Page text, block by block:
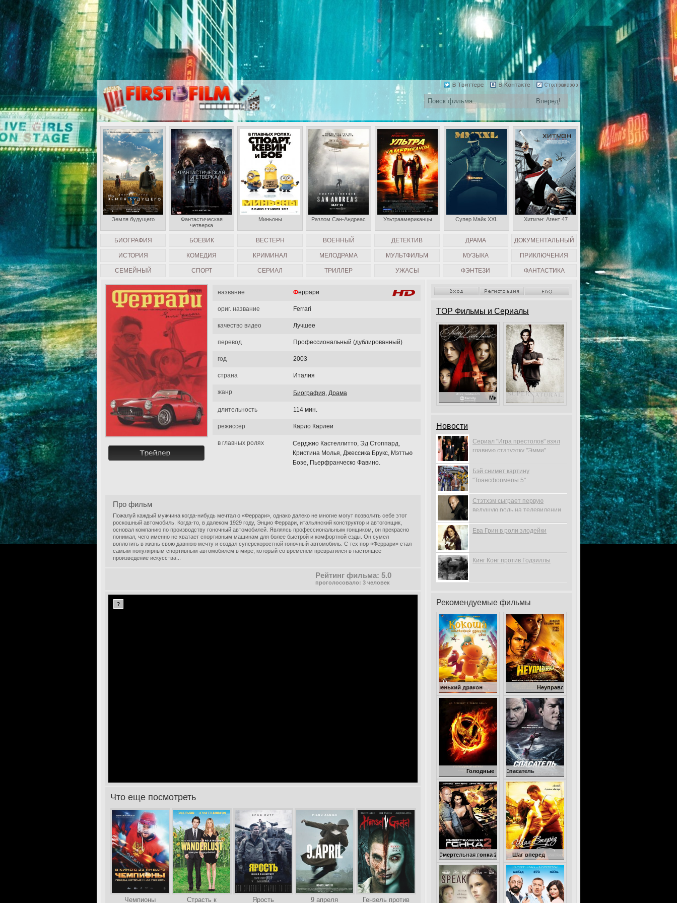
название Феррари
ориг. название Ferrari
качество видео Лучшее
перевод Профессиональный (дублированный)
год 2003
страна Италия
жанр Биография, Драма
длительность 114 мин.
режиссер Карло Карлеи
в главных ролях
Серджио Кастеллитто, Эд Стоппард,
Кристина Молья, Джессика Брукс, Мэттью
Бозе, Пьерфранческо Фавино.
Про фильм
Пожалуй каждый мужчина когда-нибудь мечтал о «Феррари», однако далеко не многие могут позволить себе этот
роскошный автомобиль. Когда-то, в далеком 1929 году, Энцио Феррари, итальянский конструктор и автогонщик,
основал компанию по производству гоночный автомобилей. Являясь профессиональным гонщиком, он прекрасно
понимал, чего именно не хватает спортивным машинам для более быстрой и комфортной езды. Он сумел
воплотить в жизнь свою давнюю мечту и создал суперскоростной гоночный автомобиль. С тех пор «Феррари» стал
самым популярным спортивным автомобилем в мире, который со временем превратился в настоящее
произведение искусства...
Рейтинг фильма: 5.0
проголосовало: 3 человек
?
>Что еще посмотреть
Чемпионы Страсть к Ярость 9 апреля Гензель против
TOP Фильмы и Сериалы
Милые обманщицы Сверхъестественное
Новости
Сериал "Игра престолов" взял
главную статуэтку "Эмми".
Бэй снимет картину
"Трансформеры 5"
Стэтхэм сыграет первую
ведущую роль на телевидении
Ева Грин в роли злодейки
Кинг Конг против Годзиллы
Рекомендуемые фильмы
Кокоша – маленький дракон Неуправляемый
Голодные игры
Смертельная гонка 2: Франкенштейн жив
Шаг вперед
БИОГРАФИЯ БОЕВИК ВЕСТЕРН ВОЕННЫЙ ДЕТЕКТИВ ДРАМА ДОКУМЕНТАЛЬНЫЙ
ИСТОРИЯ КОМЕДИЯ КРИМИНАЛ МЕЛОДРАМА МУЛЬТФИЛЬМ МУЗЫКА ПРИКЛЮЧЕНИЯ
СЕМЕЙНЫЙ СПОРТ СЕРИАЛ ТРИЛЛЕР УЖАСЫ ФЭНТЕЗИ ФАНТАСТИКА
Земля будущего
Фантастическая
четверка
Миньоны Разлом Сан-Андреас Ультраамериканцы Супер Майк XXL Хитмэн: Агент 47